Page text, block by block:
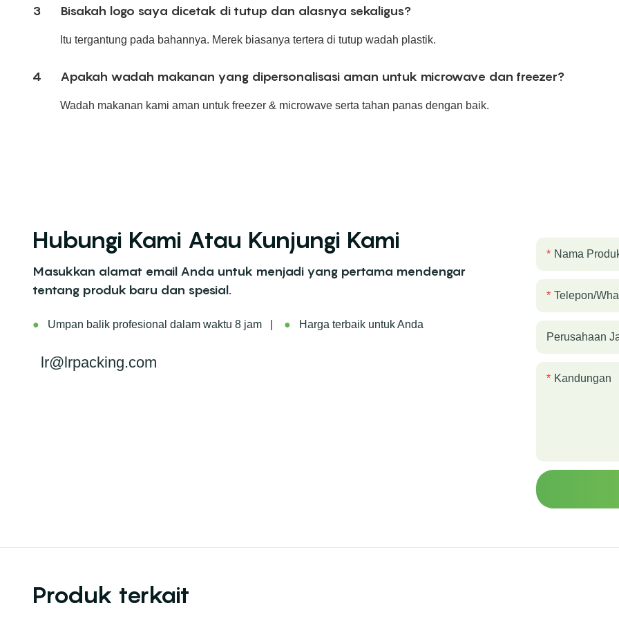
3 Bisakah logo saya dicetak di tutup dan alasnya sekaligus?
Itu tergantung pada bahannya. Merek biasanya tertera di tutup wadah plastik.
4 Apakah wadah makanan yang dipersonalisasi aman untuk microwave dan freezer?
Wadah makanan kami aman untuk freezer & microwave serta tahan panas dengan baik.
Hubungi Kami Atau Kunjungi Kami
Masukkan alamat email Anda untuk menjadi yang pertama mendengar
tentang produk baru dan spesial.
● Umpan balik profesional dalam waktu 8 jam | ● Harga terbaik untuk Anda
lr@lrpacking.com
Nama
Telepon/
Perusahaan
Kandungan
Produk terkait